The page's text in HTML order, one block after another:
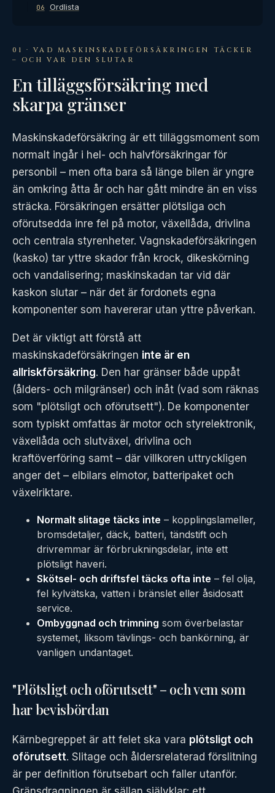
06 Ordlista
01 · VAD MASKINSKADEFÖRSÄKRINGEN TÄCKER
– OCH VAR DEN SLUTAR
En tilläggsförsäkring med
skarpa gränser
Maskinskadeförsäkring är ett tilläggsmoment som
normalt ingår i hel- och halvförsäkringar för
personbil – men ofta bara så länge bilen är yngre
än omkring åtta år och har gått mindre än en viss
sträcka. Försäkringen ersätter plötsliga och
oförutsedda inre fel på motor, växellåda, drivlina
och centrala styrenheter. Vagnskadeförsäkringen
(kasko) tar yttre skador från krock, dikeskörning
och vandalisering; maskinskadan tar vid där
kaskon slutar – när det är fordonets egna
komponenter som havererar utan yttre påverkan.
Det är viktigt att förstå att
maskinskadeförsäkringen inte är en
allriskförsäkring. Den har gränser både uppåt
(ålders- och milgränser) och inåt (vad som räknas
som "plötsligt och oförutsett"). De komponenter
som typiskt omfattas är motor och styrelektronik,
växellåda och slutväxel, drivlina och
kraftöverföring samt – där villkoren uttryckligen
anger det – elbilars elmotor, batteripaket och
växelriktare.
Normalt slitage täcks inte – kopplingslameller,
bromsdetaljer, däck, batteri, tändstift och
drivremmar är förbrukningsdelar, inte ett
plötsligt haveri.
Skötsel- och driftsfel täcks ofta inte – fel olja,
fel kylvätska, vatten i bränslet eller åsidosatt
service.
Ombyggnad och trimning som överbelastar
systemet, liksom tävlings- och bankörning, är
vanligen undantaget.
"Plötsligt och oförutsett" – och vem som
har bevisbördan
Kärnbegreppet är att felet ska vara plötsligt och
oförutsett. Slitage och åldersrelaterad förslitning
är per definition förutsebart och faller utanför.